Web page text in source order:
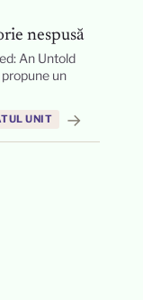
nespusă
An Untold
un
UNIT →